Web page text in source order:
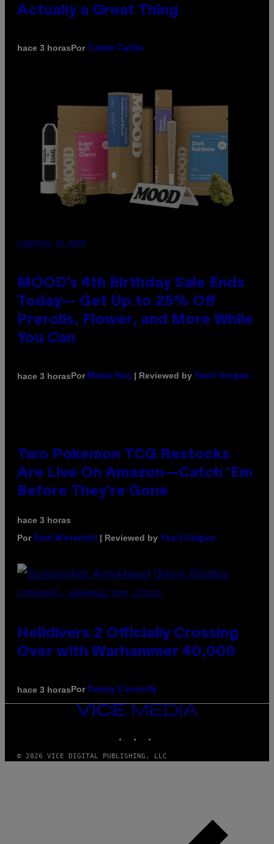
Actually a Great Thing
hace 3 horasPor Caleb Catlin
COURTESY OF MOOD
MOOD’s 4th Birthday Sale Ends
Today— Get Up to 25% Off
Prerolls, Flower, and More While
You Can
hace 3 horasPor Maha Haq | Reviewed by Ysolt Usigan
Two Pokemon TCG Restocks
Are Live On Amazon—Catch ‘Em
Before They’re Gone
hace 3 horas
Por Sam Watanuki | Reviewed by Ysolt Usigan
SCREENSHOT: ARROWHEAD GAME STUDIOS
Helldivers 2 Officially Crossing
Over with Warhammer 40,000
hace 3 horasPor Denny Connolly
VICE
© 2026 VICE DIGITAL PUBLISHING, LLC